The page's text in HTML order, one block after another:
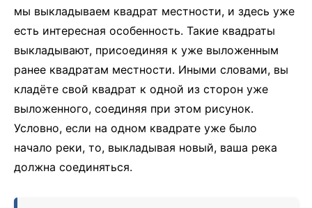
мы выкладываем квадрат местности, и здесь уже
есть интересная особенность. Такие квадраты
выкладывают, присоединяя к уже выложенным
ранее квадратам местности. Иными словами, вы
кладёте свой квадрат к одной из сторон уже
выложенного, соединяя при этом рисунок.
Условно, если на одном квадрате уже было
начало реки, то, выкладывая новый, ваша река
должна соединяться.